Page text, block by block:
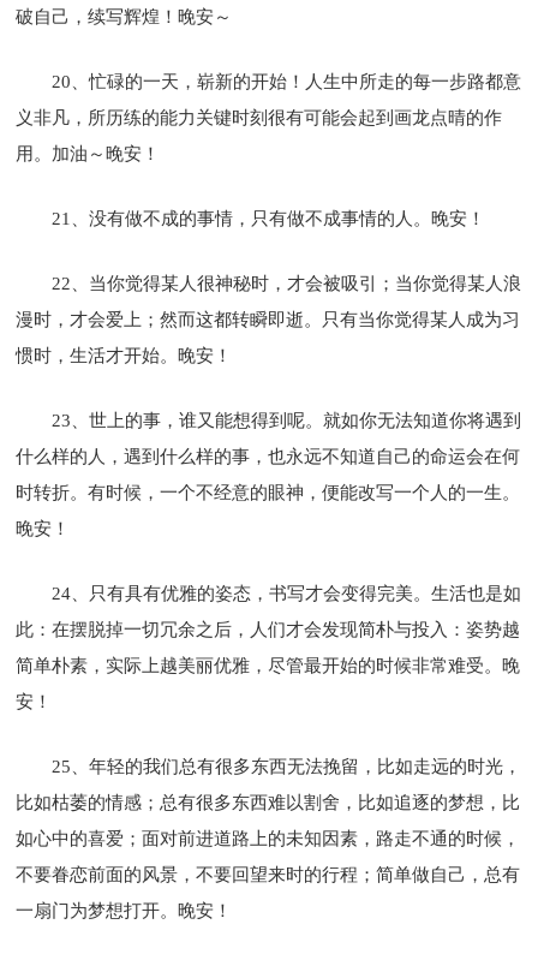
破自己，续写辉煌！晚安～
20、忙碌的一天，崭新的开始！人生中所走的每一步路都意
义非凡，所历练的能力关键时刻很有可能会起到画龙点晴的作
用。加油～晚安！
21、没有做不成的事情，只有做不成事情的人。晚安！
22、当你觉得某人很神秘时，才会被吸引；当你觉得某人浪
漫时，才会爱上；然而这都转瞬即逝。只有当你觉得某人成为习
惯时，生活才开始。晚安！
23、世上的事，谁又能想得到呢。就如你无法知道你将遇到
什么样的人，遇到什么样的事，也永远不知道自己的命运会在何
时转折。有时候，一个不经意的眼神，便能改写一个人的一生。
晚安！
24、只有具有优雅的姿态，书写才会变得完美。生活也是如
此：在摆脱掉一切冗余之后，人们才会发现简朴与投入：姿势越
简单朴素，实际上越美丽优雅，尽管最开始的时候非常难受。晚
安！
25、年轻的我们总有很多东西无法挽留，比如走远的时光，
比如枯萎的情感；总有很多东西难以割舍，比如追逐的梦想，比
如心中的喜爱；面对前进道路上的未知因素，路走不通的时候，
不要眷恋前面的风景，不要回望来时的行程；简单做自己，总有
一扇门为梦想打开。晚安！